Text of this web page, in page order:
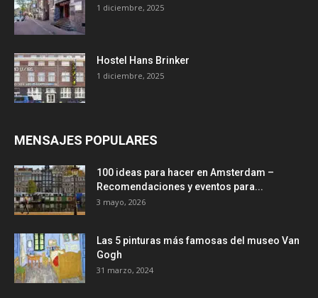
1 diciembre, 2025
Hostel Hans Brinker
1 diciembre, 2025
MENSAJES POPULARES
100 ideas para hacer en Amsterdam –
Recomendaciones y eventos para...
3 mayo, 2026
Las 5 pinturas más famosas del museo Van
Gogh
31 marzo, 2024